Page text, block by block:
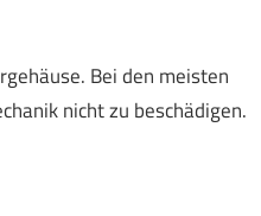
Bei den meisten
nicht zu beschädigen.